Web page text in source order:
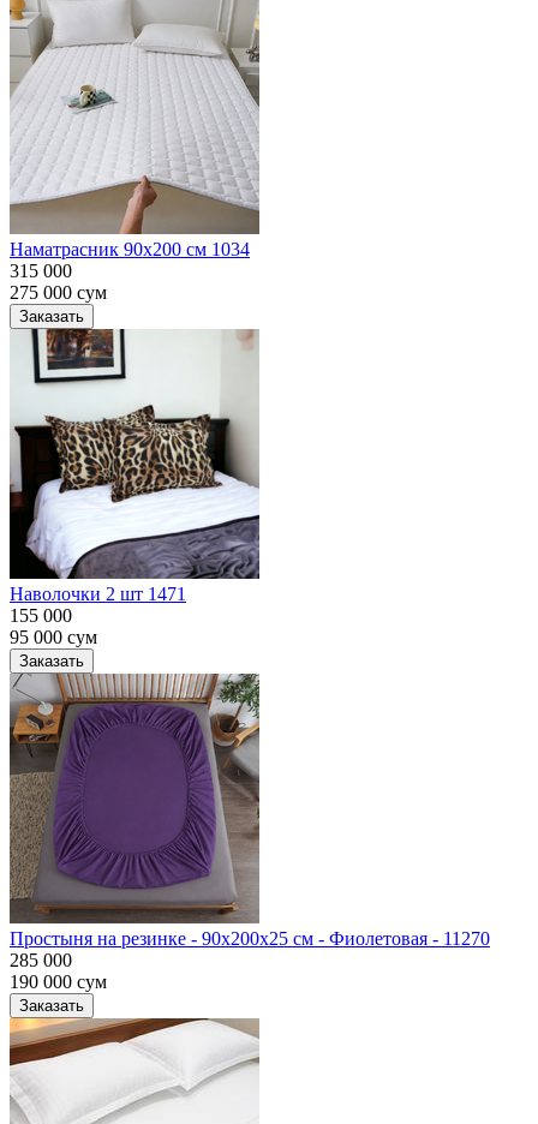
Наматрасник 90х200 см 1034
315 000
275 000 сум
Заказать
Наволочки 2 шт 1471
155 000
95 000 сум
Заказать
Простыня на резинке - 90x200x25 cм - Фиолетовая - 11270
285 000
190 000 сум
Заказать